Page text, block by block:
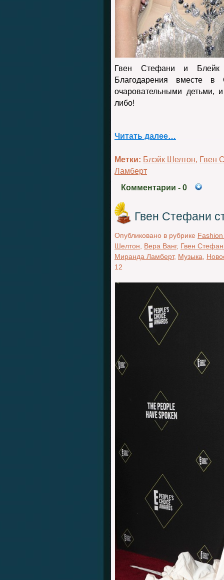
Гвен Стефани и Блейк
Благодарения вместе
очаровательными детьми,
либо!
Читать далее…
Метки: Блэйк Шелтон, Гвен
Ламберт
Комментарии - 0
Гвен Стефани
Опубликовано в рубрике
Шелтон
Вера Ванг, Гвен
Миранда Ламберт, Музыка
12